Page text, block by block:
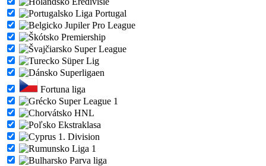
Liga Portugal
Jupiler Pro League
Premiership
Super League
Süper Lig
Superligaen
Fortuna liga
Super League 1
HNL
Ekstraklasa
1. Division
Liga 1
Parva liga